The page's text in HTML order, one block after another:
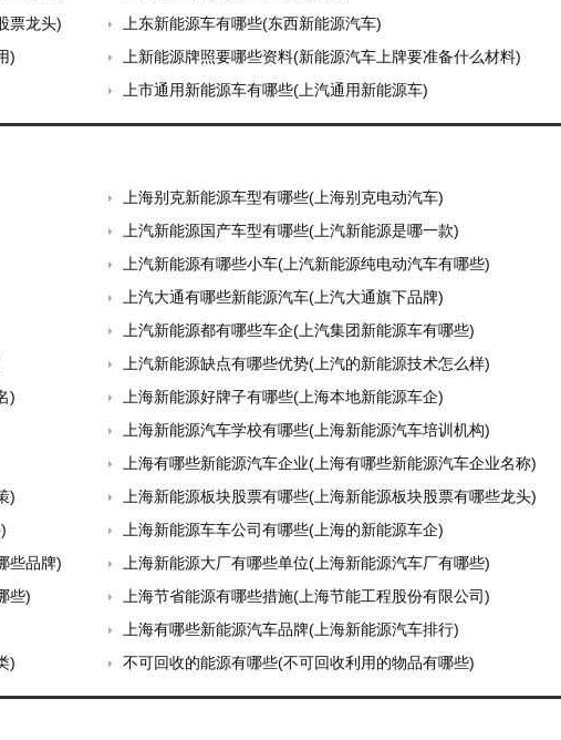
票龙头)
上东新能源车有哪些(东西新能源汽车)
)
上新能源牌照要哪些资料(新能源汽车上牌要准备什么材料)
上市通用新能源车有哪些(上汽通用新能源车)
上海别克新能源车型有哪些(上海别克电动汽车)
上汽新能源国产车型有哪些(上汽新能源是哪一款)
上汽新能源有哪些小车(上汽新能源纯电动汽车有哪些)
上汽大通有哪些新能源汽车(上汽大通旗下品牌)
上汽新能源都有哪些车企(上汽集团新能源车有哪些)
上汽新能源缺点有哪些优势(上汽的新能源技术怎么样)
)
上海新能源好牌子有哪些(上海本地新能源车企)
上海新能源汽车学校有哪些(上海新能源汽车培训机构)
上海有哪些新能源汽车企业(上海有哪些新能源汽车企业名称)
)
上海新能源板块股票有哪些(上海新能源板块股票有哪些龙头)
上海新能源车车公司有哪些(上海的新能源车企)
些品牌)
上海新能源大厂有哪些单位(上海新能源汽车厂有哪些)
些)
上海节省能源有哪些措施(上海节能工程股份有限公司)
上海有哪些新能源汽车品牌(上海新能源汽车排行)
)
不可回收的能源有哪些(不可回收利用的物品有哪些)